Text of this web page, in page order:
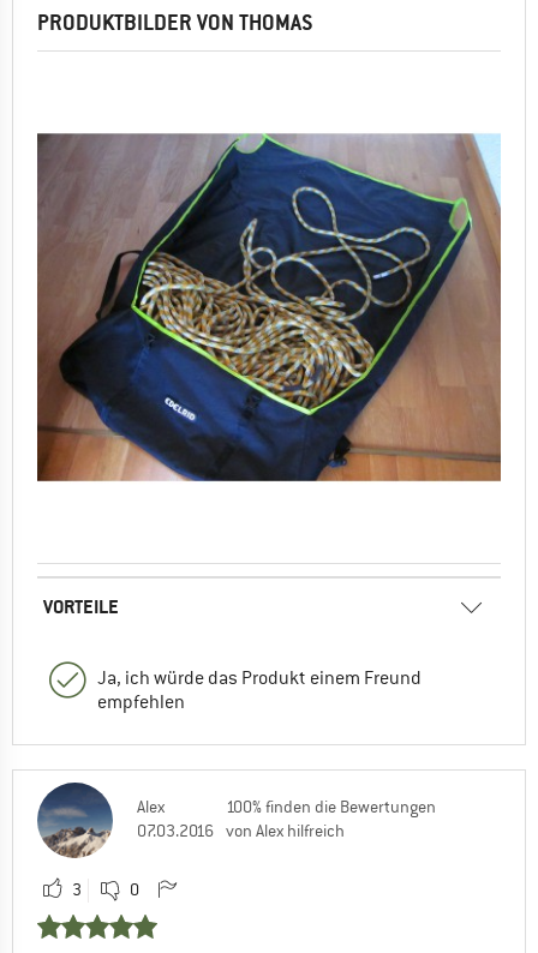
PRODUKTBILDER VON THOMAS
VORTEILE
Ja, ich würde das Produkt einem Freund
empfehlen
Alex
07.03.2016
100% finden die Bewertungen
von Alex hilfreich
3 0